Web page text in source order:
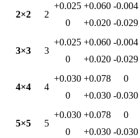
2×2 2
+0.025
0
+0.060
+0.020
-0.004
-0.029
3×3 3
+0.025
0
+0.060
+0.020
-0.004
-0.029
4×4 4
+0.030
0
+0.078
+0.030
0
-0.030
5×5 5
+0.030
0
+0.078
+0.030
0
-0.030